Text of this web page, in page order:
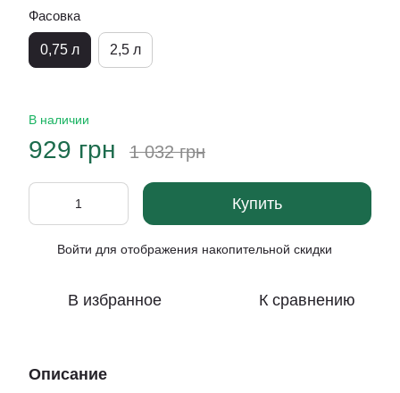
Фасовка
0,75 л 2,5 л
В наличии
929 грн 1 032 грн
Купить
Войти для отображения накопительной скидки
В избранное К сравнению
Описание